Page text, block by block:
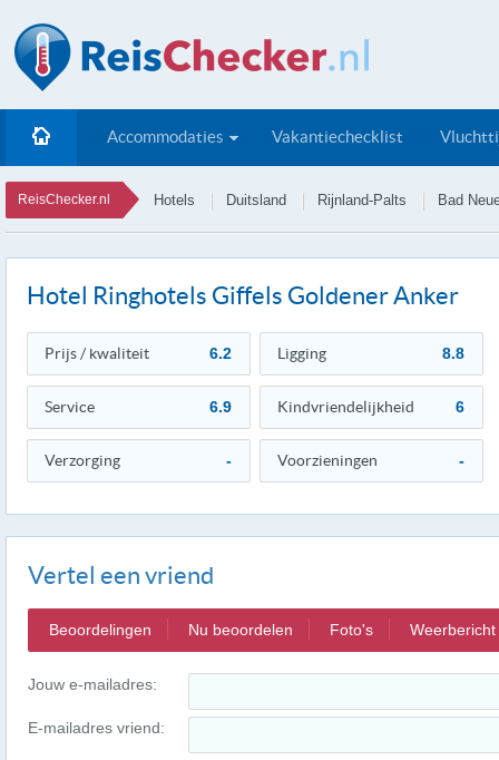
Accommodaties Vakantiechecklist
ReisChecker.nl Hotels Duitsland Rijnland-Palts Bad
Hotel Ringhotels Giffels Goldener Anker
Prijs / kwaliteit 6.2 Ligging 8.8
Service 6.9 Kindvriendelijkheid 6
Verzorging - Voorzieningen -
Vertel een vriend
Beoordelingen Nu beoordelen Foto's Weerbericht
Jouw e-mailadres:
E-mailadres vriend: